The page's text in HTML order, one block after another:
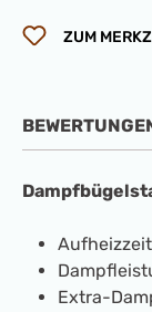
ZUM
Extra-